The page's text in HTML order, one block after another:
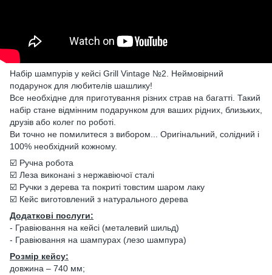
Набір шампурів у кейсі Grill Vintage №2. Неймовірний
подарунок для любителів шашлику!
Все необхідне для приготування різних страв на багатті. Такий
набір стане відмінним подарунком для ваших рідних, близьких,
друзів або колег по роботі.
Ви точно не помилитеся з вибором... Оригінальний, солідний і
100% необхідний кожному.
☑️ Ручна робота
☑️ Леза виконані з нержавіючої сталі
☑️ Ручки з дерева та покриті товстим шаром лаку
☑️ Кейс виготовлений з натурального дерева
Додаткові послуги:
- Гравіювання на кейсі (металевий шильд)
- Гравіювання на шампурах (лезо шампура)
Розмір кейсу:
довжина – 740 мм;